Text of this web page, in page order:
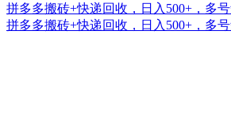
拼多多搬砖+快递回收，日入500+，多
拼多多搬砖+快递回收，日入500+，多